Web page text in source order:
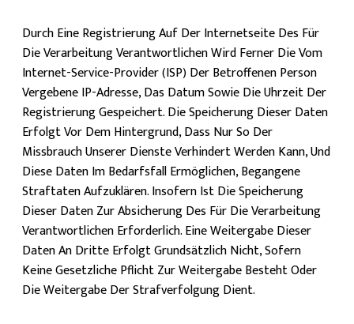
Durch Eine Registrierung Auf Der Internetseite Des Für
Die Verarbeitung Verantwortlichen Wird Ferner Die Vom
Internet-Service-Provider (ISP) Der Betroffenen Person
Vergebene IP-Adresse, Das Datum Sowie Die Uhrzeit Der
Registrierung Gespeichert. Die Speicherung Dieser Daten
Erfolgt Vor Dem Hintergrund, Dass Nur So Der
Missbrauch Unserer Dienste Verhindert Werden Kann, Und
Diese Daten Im Bedarfsfall Ermöglichen, Begangene
Straftaten Aufzuklären. Insofern Ist Die Speicherung
Dieser Daten Zur Absicherung Des Für Die Verarbeitung
Verantwortlichen Erforderlich. Eine Weitergabe Dieser
Daten An Dritte Erfolgt Grundsätzlich Nicht, Sofern
Keine Gesetzliche Pflicht Zur Weitergabe Besteht Oder
Die Weitergabe Der Strafverfolgung Dient.